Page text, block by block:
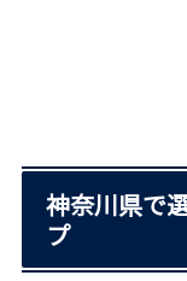
神奈川県で
プ